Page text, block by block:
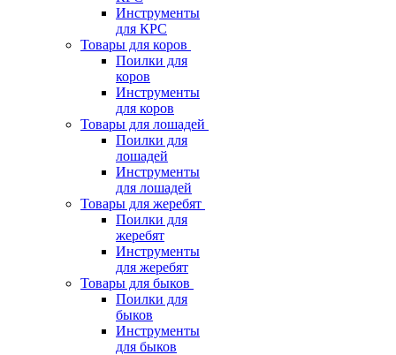
Инструменты
для КРС
Товары для коров
Поилки для
коров
Инструменты
для коров
Товары для лошадей
Поилки для
лошадей
Инструменты
для лошадей
Товары для жеребят
Поилки для
жеребят
Инструменты
для жеребят
Товары для быков
Поилки для
быков
Инструменты
для быков